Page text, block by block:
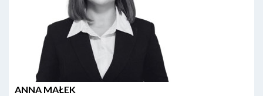
ANNA MAŁEK